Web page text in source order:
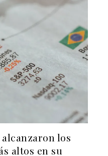
alcanzaron los
altos en su